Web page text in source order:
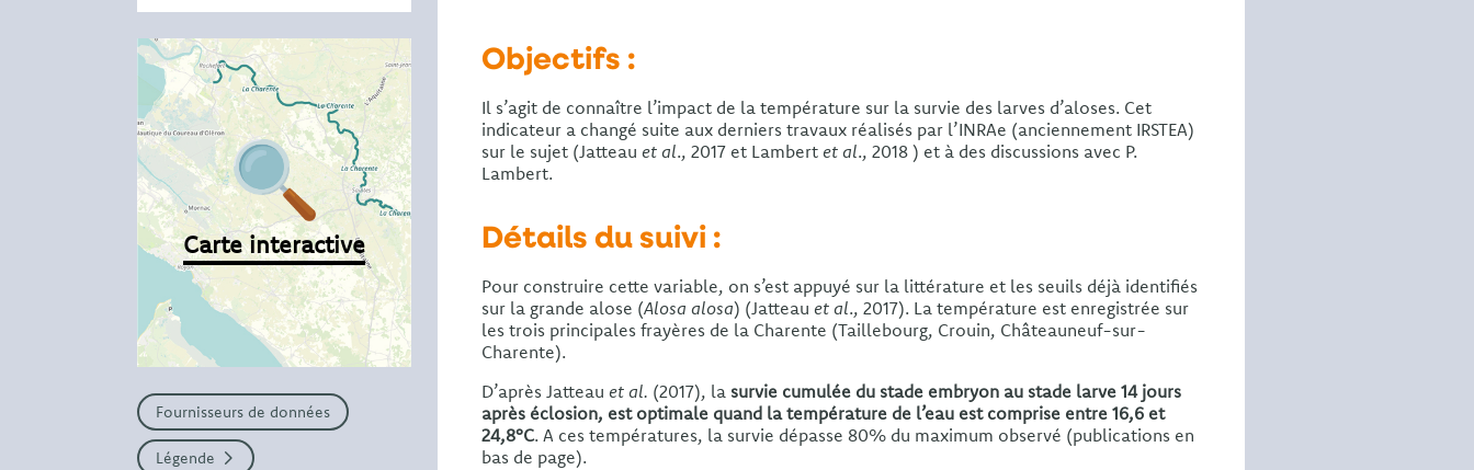
Carte interactive
Fournisseurs de données
Légende
Objectifs :
Il s’agit de connaître l’impact de la température sur la survie des larves d’aloses. Cet
indicateur a changé suite aux derniers travaux réalisés par l’INRAe (anciennement IRSTEA)
sur le sujet (Jatteau et al., 2017 et Lambert et al., 2018 ) et à des discussions avec P.
Lambert.
Détails du suivi :
Pour construire cette variable, on s’est appuyé sur la littérature et les seuils déjà identifiés
sur la grande alose (Alosa alosa) (Jatteau et al., 2017). La température est enregistrée sur
les trois principales frayères de la Charente (Taillebourg, Crouin, Châteauneuf-sur-
Charente).
D’après Jatteau et al. (2017), la survie cumulée du stade embryon au stade larve 14 jours
après éclosion, est optimale quand la température de l’eau est comprise entre 16,6 et
24,8°C. A ces températures, la survie dépasse 80% du maximum observé (publications en
bas de page).